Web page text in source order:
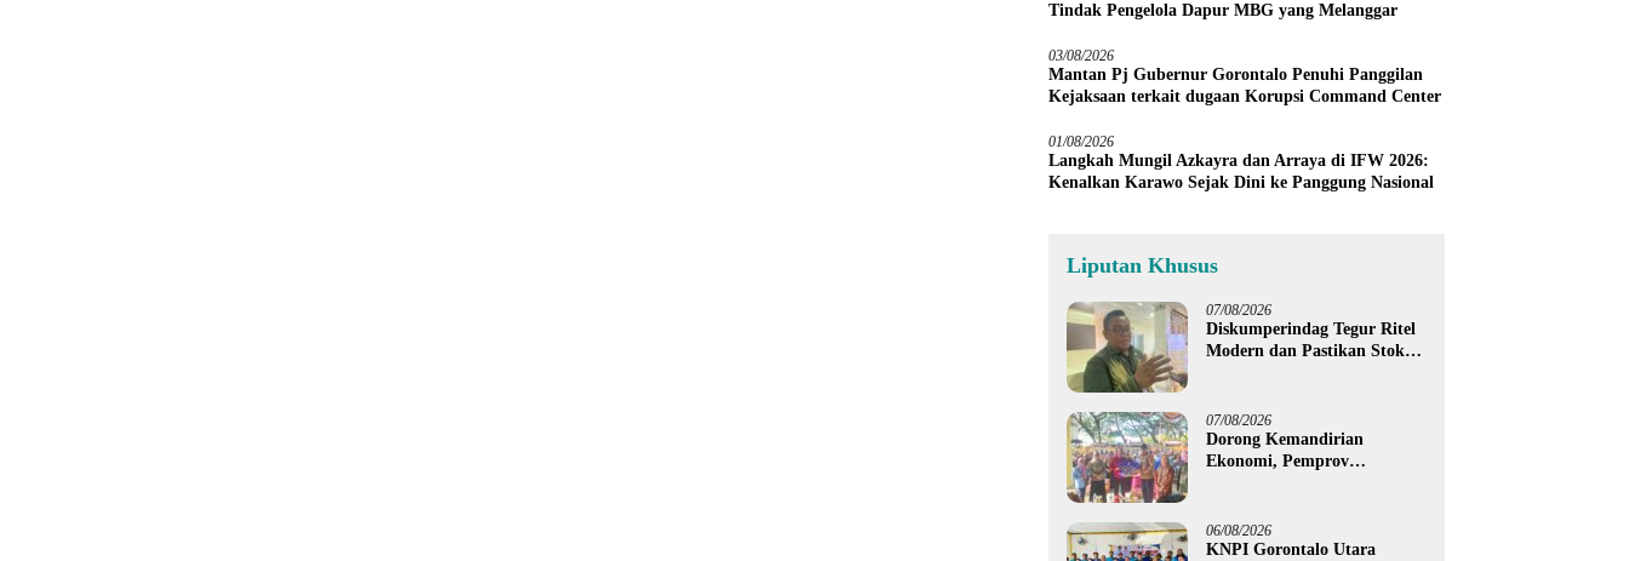
Tindak Pengelola Dapur MBG yang Melanggar
03/08/2026
Mantan Pj Gubernur Gorontalo Penuhi Panggilan
Kejaksaan terkait dugaan Korupsi Command Center
01/08/2026
Langkah Mungil Azkayra dan Arraya di IFW 2026:
Kenalkan Karawo Sejak Dini ke Panggung Nasional
Liputan Khusus
07/08/2026
Diskumperindag Tegur Ritel
Modern dan Pastikan Stok
07/08/2026
Dorong Kemandirian
Ekonomi, Pemprov
untuk 395 Pelaku Usaha
06/08/2026
KNPI Gorontalo Utara